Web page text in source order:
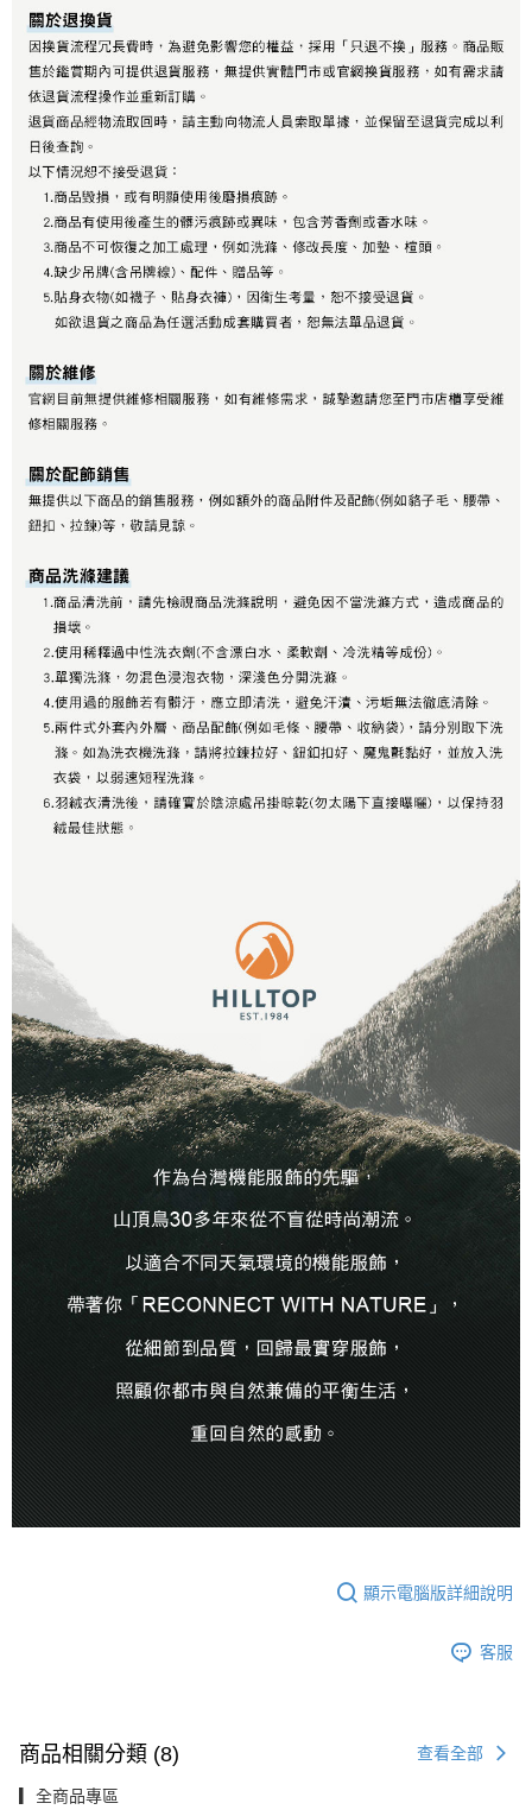
顯示電腦版詳細說明
客服
商品相關分類 (8) 查看全部
▎全商品專區